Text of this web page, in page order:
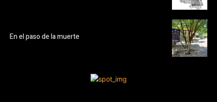
En el paso de la muerte